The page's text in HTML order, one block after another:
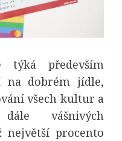
týká především
dobrém jídle,
všech kultur a
vášnivých
největší procento